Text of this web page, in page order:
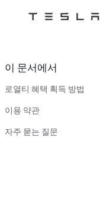
Tesla
이 문서에서
로열티 혜택 획득 방법
이용 약관
자주 묻는 질문